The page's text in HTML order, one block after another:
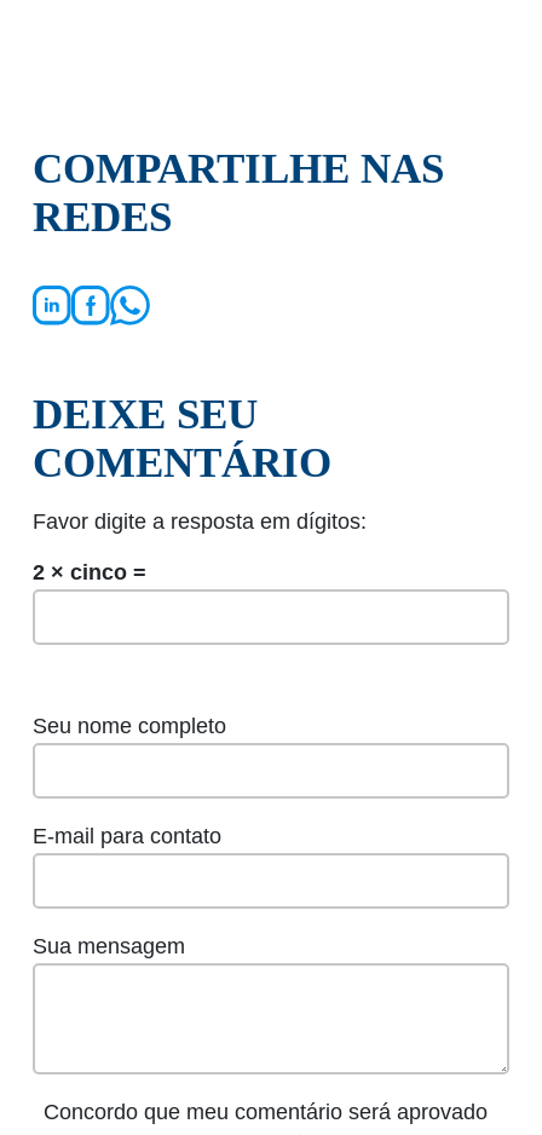
COMPARTILHE NAS
REDES
DEIXE SEU
COMENTÁRIO
Sua mensagem
Seu nome completo
E-mail para contato
Concordo que meu comentário será aprovado
Favor digite a resposta em dígitos:
2 × cinco =